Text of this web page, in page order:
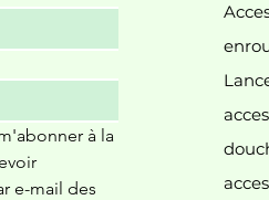
Il
à la
e-mail des